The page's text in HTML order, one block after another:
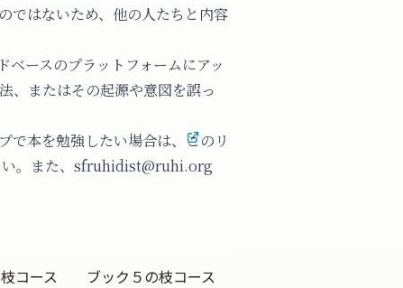
ではないため、他の人たちと内容
ースのプラットフォームにアッ
、またはその起源や意図を誤っ
本を勉強したい場合は、 このリ
い。また、sfruhidist@ruhi.org
コース ブック５の枝コース